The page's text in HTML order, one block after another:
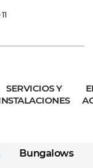
SERVICIOS Y
Bungalows